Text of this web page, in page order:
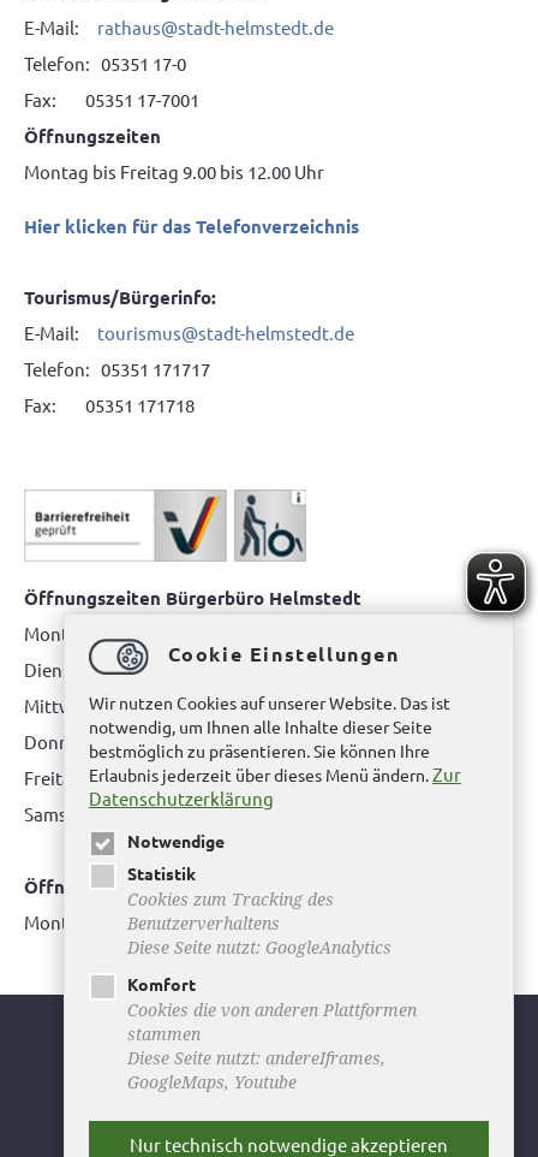
E-Mail: rathaus@stadt-helmstedt.de
Telefon: 05351 17-0
Fax: 05351 17-7001
Öffnungszeiten
Montag bis Freitag 9.00 bis 12.00 Uhr
Hier klicken für das Telefonverzeichnis
Tourismus/Bürgerinfo:
E-Mail: tourismus@stadt-helmstedt.de
Telefon: 05351 171717
Fax: 05351 171718
Öffnungszeiten Bürgerbüro Helmstedt
Montag: 08.00 bis 12.00 Uhr
Dienstag: 08.00 bis 12.00 Uhr & 15.00 Uhr bis 17.00 Uhr
Mittwoch: nur nach Terminvereinbarung
Donnerstag: 08.00 bis 12.00 Uhr & 14.00 Uhr bis 16.00 Uhr
Freitag: nur nach Terminvereinbarung
Samstag:bitte hier klicken
Öffnungszeiten Bürgerbüro Büddenstedt
Montag: 14:00 bis 16:00 Uhr
Youtube
Facebook
Instagram
Cookie Einstellungen
Wir nutzen Cookies auf unserer Website. Das ist
notwendig, um Ihnen alle Inhalte dieser Seite
bestmöglich zu präsentieren. Sie können Ihre
Erlaubnis jederzeit über dieses Menü ändern.Zur
Datenschutzerklärung
Notwendige
Statistik
Cookies zum Tracking des
Benutzerverhaltens
Diese Seite nutzt: GoogleAnalytics
Komfort
Cookies die von anderen Plattformen
stammen
Diese Seite nutzt: andereIframes,
GoogleMaps, Youtube
Nur technisch notwendige akzeptieren